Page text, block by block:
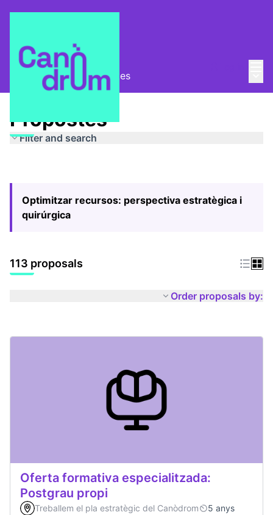
Pla Estratègic Propostes
Propostes
Filter and search
Optimitzar recursos: perspectiva estratègica i
quirúrgica
113 proposals
Order proposals by:
Oferta formativa especialitzada:
Postgrau propi
Treballem el pla estratègic del Canòdrom
5 anys